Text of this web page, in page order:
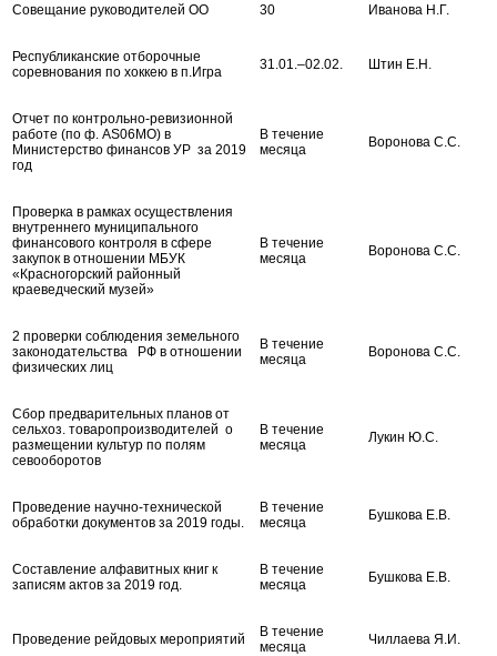
Совещание руководителей ОО 30 Иванова Н.Г.
Республиканские отборочные
соревнования по хоккею в п.Игра
31.01.–02.02. Штин Е.Н.
Отчет по контрольно-ревизионной
работе (по ф. AS06MO) в
Министерство финансов УР за 2019
год
В течение
месяца
Воронова С.С.
Проверка в рамках осуществления
внутреннего муниципального
финансового контроля в сфере
закупок в отношении МБУК
«Красногорский районный
краеведческий музей»
В течение
месяца
Воронова С.С.
2 проверки соблюдения земельного
законодательства РФ в отношении
физических лиц
В течение
месяца
Воронова С.С.
Сбор предварительных планов от
сельхоз. товаропроизводителей о
размещении культур по полям
севооборотов
В течение
месяца
Лукин Ю.С.
Проведение научно-технической
обработки документов за 2019 годы.
В течение
месяца
Бушкова Е.В.
Составление алфавитных книг к
записям актов за 2019 год.
В течение
месяца
Бушкова Е.В.
Проведение рейдовых мероприятий
В течение
месяца
Чиллаева Я.И.